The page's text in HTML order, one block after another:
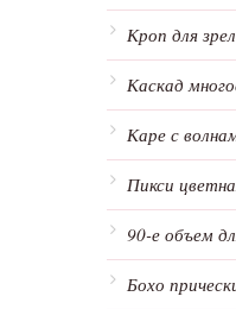
Кроп для
Каскад
Каре с
Пикси
90-е объем
Бохо